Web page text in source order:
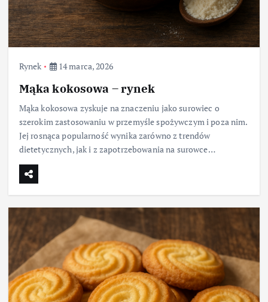
Rynek 14 marca, 2026
Mąka kokosowa – rynek
Mąka kokosowa zyskuje na znaczeniu jako surowiec o
szerokim zastosowaniu w przemyśle spożywczym i poza nim.
Jej rosnąca popularność wynika zarówno z trendów
dietetycznych, jak i z zapotrzebowania na surowce…